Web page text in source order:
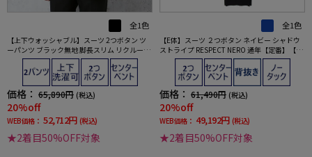
全1色
【上下ウォッシャブル】スーツ 2つボタン ツ
ーパンツ ブラック無地 脚長スリム リクルート
／就活対応 RESPECT NERO 通年【定番】【ス
リムデザイン】
価格： 65,890円 (税込)
20%off
WEB価格： 52,712円 (税込)
★2着目50%OFF対象
全1色
【E体】スーツ ２つボタン ネイビー シャドウ
ストライプ RESPECT NERO 通年【定番】【ス
リムデザイン】
価格： 61,490円 (税込)
20%off
WEB価格： 49,192円 (税込)
★2着目50%OFF対象